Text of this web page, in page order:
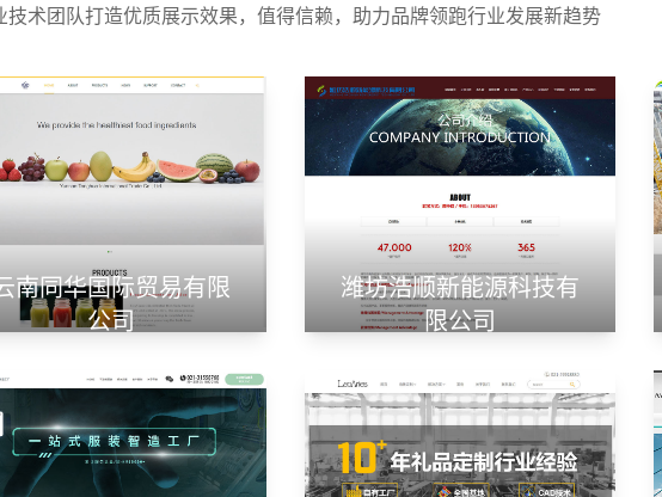
技术团队打造优质展示效果，值得信赖，助力品牌领跑行业发展新趋势
南同华国际贸易有限
公司
潍坊浩顺新能源科技有
限公司